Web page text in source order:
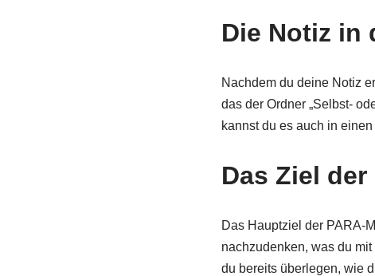
Die Notiz in
Nachdem du deine Notiz
das der Ordner „Selbst-
kannst du es auch in
Das Ziel
Das Hauptziel der PARA-
nachzudenken, was du
du bereits überlegen, wie